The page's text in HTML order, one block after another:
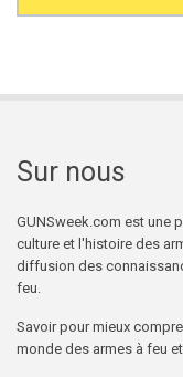
Search
Sur nous
GUNSweek.com est une
culture et l'histoire des
diffusion des
feu.
Savoir pour mieux
monde des armes à feu